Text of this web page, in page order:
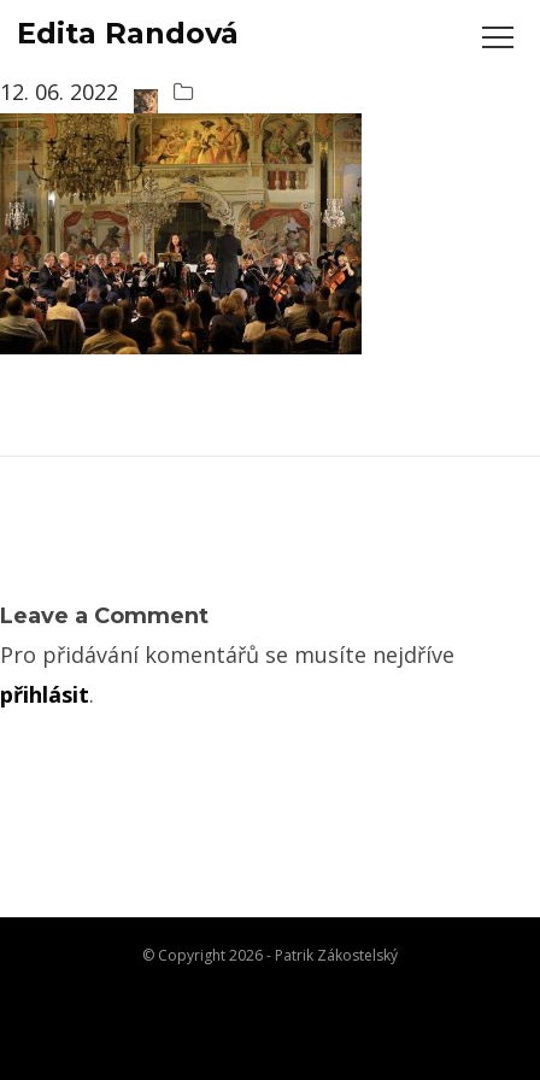
Rychlé A Férové
Edita Randová
12. 06. 2022
Leave a Comment
Pro přidávání komentářů se musíte nejdříve
přihlásit.
© Copyright 2026 - Patrik Zákostelský